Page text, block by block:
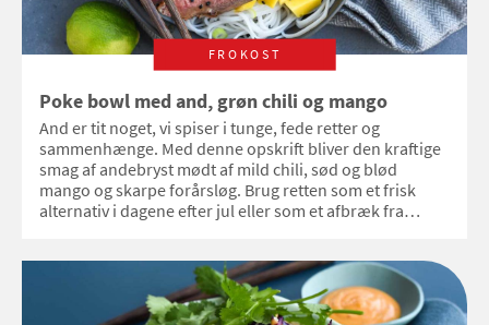
FROKOST
Poke bowl med and, grøn chili og mango
And er tit noget, vi spiser i tunge, fede retter og
sammenhænge. Med denne opskrift bliver den kraftige
smag af andebryst mødt af mild chili, sød og blød
mango og skarpe forårsløg. Brug retten som et frisk
alternativ i dagene efter jul eller som et afbræk fra